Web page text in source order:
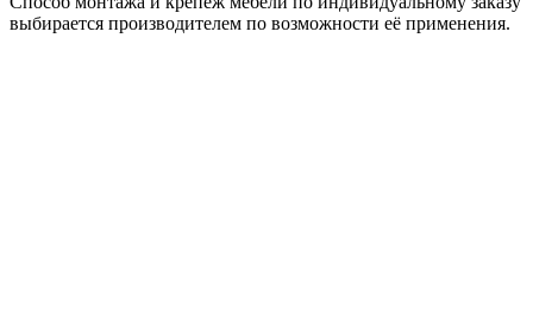
выбирается производителем по возможности её применения.